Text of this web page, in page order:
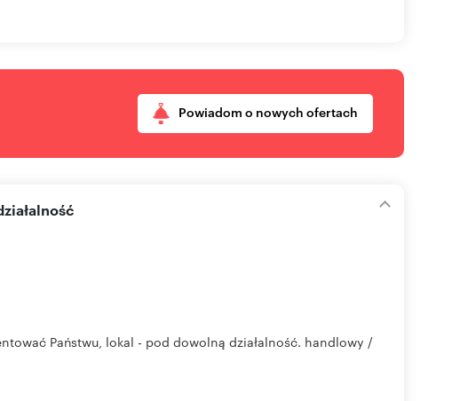
Powiadom o nowych ofertach
Państwu, lokal - pod dowolną działalność. handlowy /